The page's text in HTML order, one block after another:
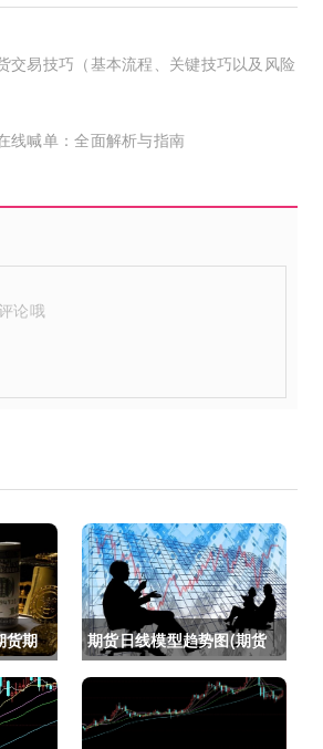
交易技巧（基本流程、关键技巧以及风险
线喊单：全面解析与指南
论哦
货期
期货日线模型趋势图(期货
日线模型趋势图怎么看)